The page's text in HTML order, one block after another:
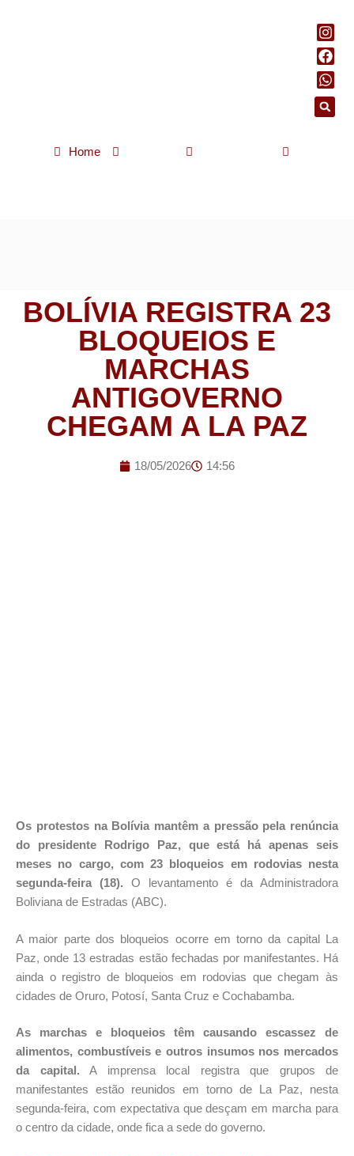
Home
BOLÍVIA REGISTRA 23
BLOQUEIOS E
MARCHAS
ANTIGOVERNO
CHEGAM A LA PAZ
18/05/2026 14:56
Os protestos na Bolívia mantêm a pressão pela renúncia
do presidente Rodrigo Paz, que está há apenas seis
meses no cargo, com 23 bloqueios em rodovias nesta
segunda-feira (18). O levantamento é da Administradora
Boliviana de Estradas (ABC).
A maior parte dos bloqueios ocorre em torno da capital La
Paz, onde 13 estradas estão fechadas por manifestantes. Há
ainda o registro de bloqueios em rodovias que chegam às
cidades de Oruro, Potosí, Santa Cruz e Cochabamba.
As marchas e bloqueios têm causando escassez de
alimentos, combustíveis e outros insumos nos mercados
da capital. A imprensa local registra que grupos de
manifestantes estão reunidos em torno de La Paz, nesta
segunda-feira, com expectativa que desçam em marcha para
o centro da cidade, onde fica a sede do governo.